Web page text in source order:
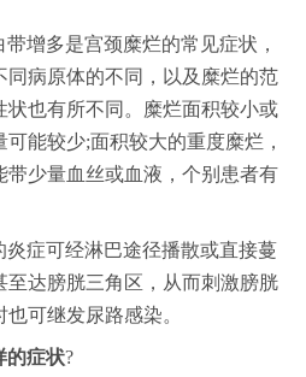
增多是宫颈糜烂的常见症状，
病原体的不同，以及糜烂的范
状也有所不同。糜烂面积较小或
能较少;面积较大的重度糜烂，
带少量血丝或血液，个别患者有
炎症可经淋巴途径播散或直接蔓
达膀胱三角区，从而刺激膀胱
可继发尿路感染。
的症状?